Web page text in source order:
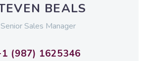
BEALS
Senior Sales Manager
(987) 1625346